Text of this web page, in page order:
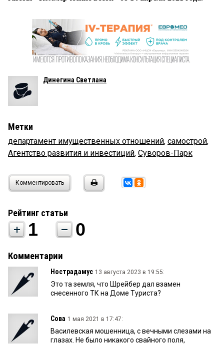
Динегина Светлана
Метки
департамент имущественных отношений, самострой,
Агентство развития и инвестиций, Суворов-Парк
Комментировать
Рейтинг статьи
1 0
Комментарии
Нострадамус 13 августа 2023 в 19:55:
Это та земля, что Шрейбер дал взамен
снесенного ТК на Доме Туриста?
Сова 1 мая 2021 в 17:47:
Василевская мошенница, с вечными слезами на
глазах. Не было никакого свайного поля,